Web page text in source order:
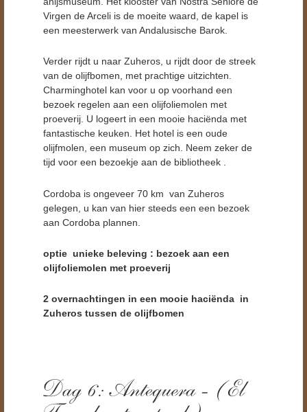
Virgen de Arceli is de moeite waard, de kapel is
een meesterwerk van Andalusische Barok.
Verder rijdt u naar Zuheros, u rijdt door de streek
van de olijfbomen, met prachtige uitzichten.
Charminghotel kan voor u op voorhand een
bezoek regelen aan een olijfoliemolen met
proeverij. U logeert in een mooie haciënda met
fantastische keuken. Het hotel is een oude
olijfmolen, een museum op zich. Neem zeker de
tijd voor een bezoekje aan de bibliotheek .
Cordoba is ongeveer 70 km van Zuheros
gelegen, u kan van hier steeds een een bezoek
aan Cordoba plannen.
optie unieke beleving : bezoek aan een
olijfoliemolen met proeverij
2 overnachtingen in een mooie haciënda in
Zuheros tussen de olijfbomen